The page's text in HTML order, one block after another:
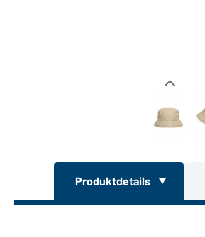
Produktdetails